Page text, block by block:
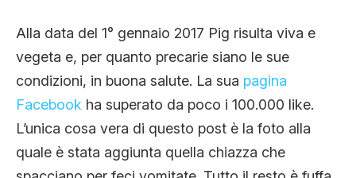
Alla data del 1° gennaio 2017 Pig risulta viva e
vegeta e, per quanto precarie siano le sue
condizioni, in buona salute. La sua pagina
Facebook ha superato da poco i 100.000 like.
L’unica cosa vera di questo post è la foto alla
quale è stata aggiunta quella chiazza che